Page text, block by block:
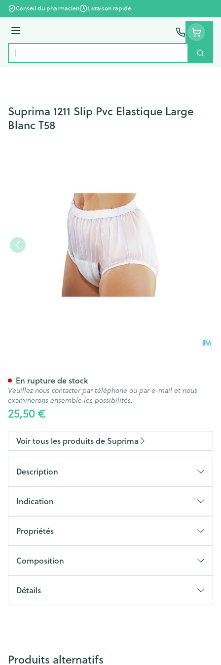
Aller au contenu
Conseil du pharmacien Livraison rapide
Menu
Rechercher
Suprima 1211 Slip Pvc Elastique Large
Blanc T58
25,50 €
En rupture de stock
Veuillez nous contacter par téléphone ou par e-mail et nous
examinerons ensemble les possibilités.
Voir tous les produits de Suprima
Description
Indication
Propriétés
Composition
Détails
Produits alternatifs